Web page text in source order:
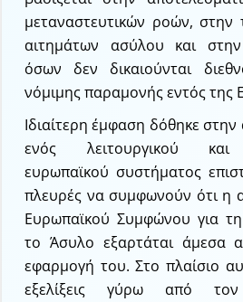
μεταναστευτικών ροών, στην
αιτημάτων ασύλου και
όσων δεν δικαιούνται
νόμιμης παραμονής εντός της
Ιδιαίτερη έμφαση δόθηκε
ενός λειτουργικού και
ευρωπαϊκού συστήματος
πλευρές να συμφωνούν ότι η
Ευρωπαϊκού Συμφώνου για
το Άσυλο εξαρτάται άμεσα
εφαρμογή του. Στο πλαίσιο
εξελίξεις γύρω από